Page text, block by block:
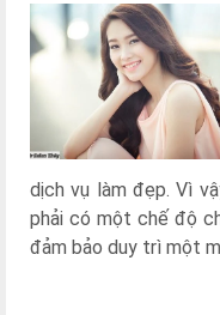
dịch vụ làm đẹp. Vì
phải có một chế độ
đảm bảo duy trì một